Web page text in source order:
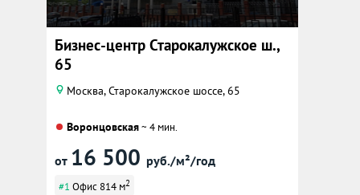
Бизнес-центр Старокалужское ш.,
65
Москва, Старокалужское шоссе, 65
Воронцовская~ 4 мин.
от 16 500 руб./м²/год
#1 Офис 814 м2